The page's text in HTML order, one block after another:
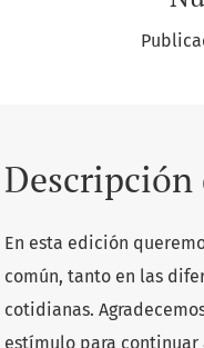
En esta edición
común, tanto en las
cotidianas.
estímulo para